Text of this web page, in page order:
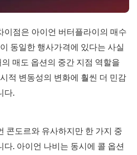
이점은 아이언 버터플라이의 매수
동일한 행사가격에 있다는 사실
매도 옵션의 중간 지점 역할을
적 변동성의 변화에 훨씬 더 민감
다.
콘도르와 유사하지만 한 가지 중
다. 아이언 나비는 동시에 콜 옵션